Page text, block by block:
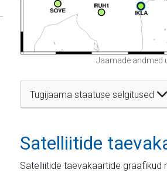
Jaamade andmed
Tugijaama staatuse selgitused
Satelliitide
Satelliitide taevakaartide graafikud